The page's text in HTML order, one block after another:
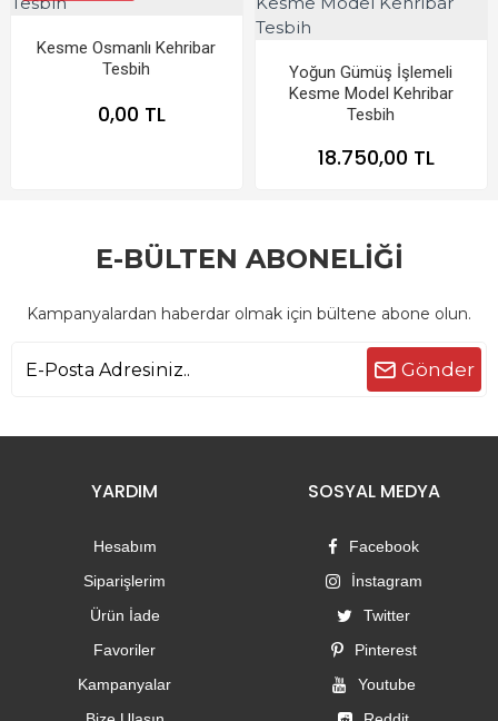
Kesme Osmanlı Kehribar
Tesbih
0,00 TL
Yoğun Gümüş İşlemeli
Kesme Model Kehribar
Tesbih
18.750,00 TL
E-BÜLTEN ABONELİĞİ
Kampanyalardan haberdar olmak için bültene abone olun.
Gönder
YARDIM
Hesabım
Siparişlerim
Ürün İade
Favoriler
Kampanyalar
SOSYAL MEDYA
Facebook
İnstagram
Twitter
Pinterest
Youtube